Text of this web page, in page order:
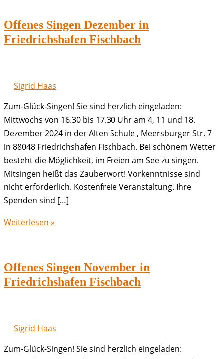
Offenes Singen Dezember in
Friedrichshafen Fischbach
Sigrid Haas
Zum-Glück-Singen! Sie sind herzlich eingeladen:
Mittwochs von 16.30 bis 17.30 Uhr am 4, 11 und 18.
Dezember 2024 in der Alten Schule , Meersburger Str. 7
in 88048 Friedrichshafen Fischbach. Bei schönem Wetter
besteht die Möglichkeit, im Freien am See zu singen.
Mitsingen heißt das Zauberwort! Vorkenntnisse sind
nicht erforderlich. Kostenfreie Veranstaltung. Ihre
Spenden sind […]
Offenes
in
Friedrichshafen
Fischbach
Weiterlesen »
Offenes Singen November in
Friedrichshafen Fischbach
Sigrid Haas
Zum-Glück-Singen! Sie sind herzlich eingeladen: